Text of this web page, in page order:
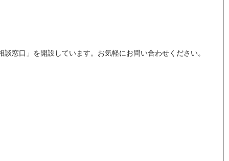
窓口」を開設しています。お気軽にお問い合わせください。